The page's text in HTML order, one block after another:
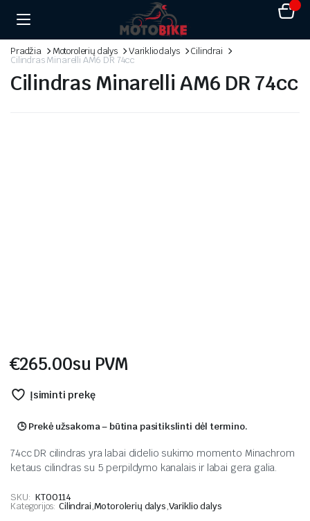
Pradžia Motorolerių dalys Variklio dalys Cilindrai
Cilindras Minarelli AM6 DR 74cc
Cilindras Minarelli AM6 DR 74cc
€265.00su PVM
Įsiminti prekę
🕒 Prekė užsakoma – būtina pasitikslinti dėl termino.
74cc DR cilindras yra labai didelio sukimo momento Minachrom
ketaus cilindras su 5 perpildymo kanalais ir labai gera galia.
SKU: KT00114
Kategorijos: Cilindrai,Motorolerių dalys,Variklio dalys